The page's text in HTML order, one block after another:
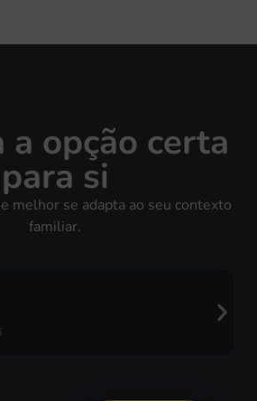
a opção certa
para si
melhor se adapta ao seu contexto
familiar.